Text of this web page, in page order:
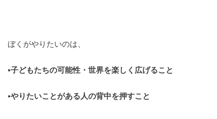
ぼくがやりたいのは、
▪子どもたちの可能性・世界を楽しく広げること
▪やりたいことがある人の背中を押すこと